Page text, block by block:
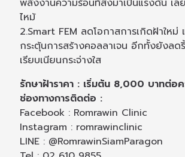
พลังงานความร้อนที่ส่งมาเป็นแรงดัน เล
ไหม้
2.Smart FEM ลดโอกาสการเกิดฝ้าใหม่
กระตุ้นการสร้างคอลลาเจน อีกทั้งยังลด
เรียบเนียนกระจ่างใส
รักษาฝ้าราคา : เริ่มต้น 8,000 บาทต่อ
ช่องทางการติดต่อ :
Facebook : Romrawin Clinic
Instagram : romrawinclinic
LINE : @RomrawinSiamParagon